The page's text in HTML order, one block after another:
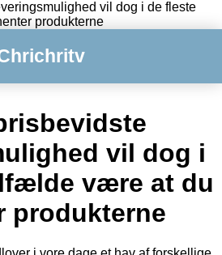
vil dog i de fleste
produkterne
vil dog i
være at du
produkterne